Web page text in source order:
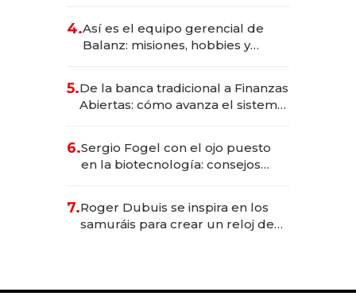
4.Así es el equipo gerencial de
Balanz: misiones, hobbies y
5.De la banca tradicional a Finanzas
Abiertas: cómo avanza el sistema
6.Sergio Fogel con el ojo puesto
en la biotecnología: consejos
rol de la IA
7.Roger Dubuis se inspira en los
samuráis para crear un reloj de